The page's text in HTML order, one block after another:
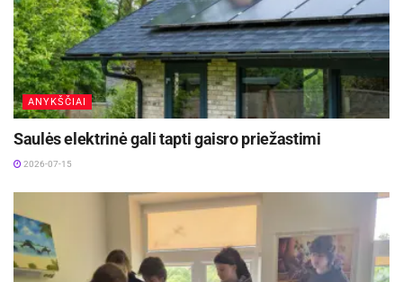
ANYKŠČIAI
Saulės elektrinė gali tapti gaisro priežastimi
2026-07-15